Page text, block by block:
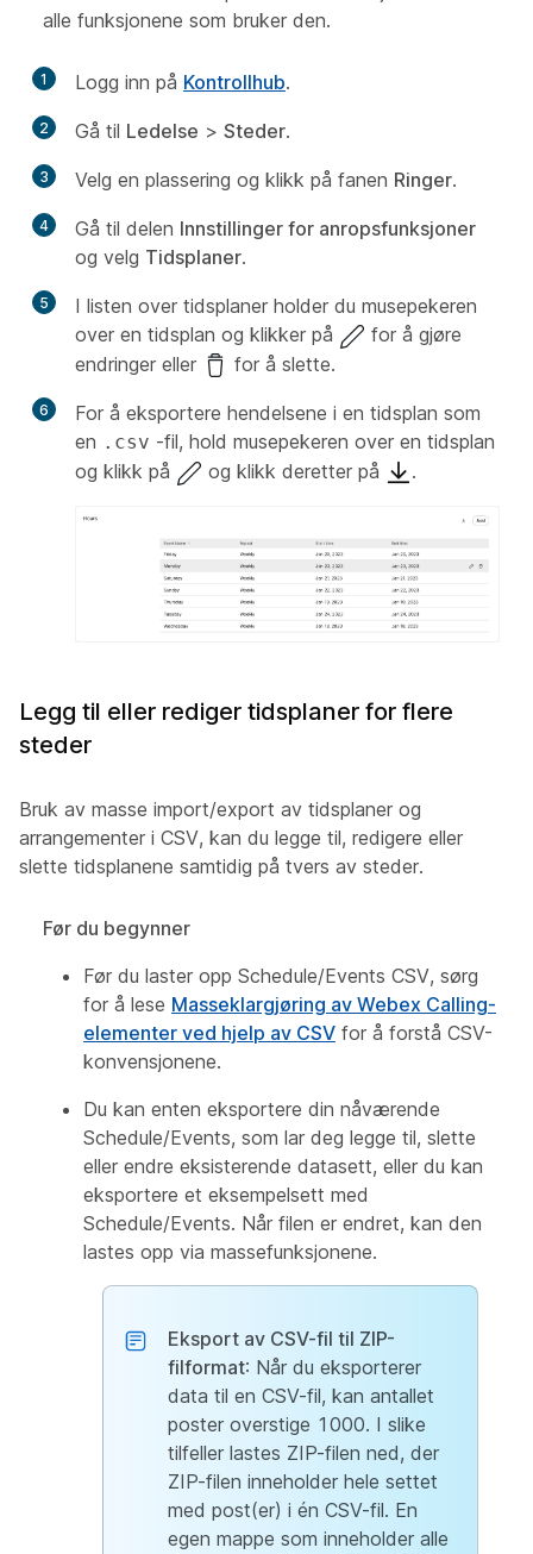
alle funksjonene som bruker den.
1 Logg inn på Kontrollhub.
2 Gå til Ledelse > Steder.
3 Velg en plassering og klikk på fanen Ringer.
4 Gå til delen Innstillinger for anropsfunksjoner
og velg Tidsplaner.
5
I listen over tidsplaner holder du musepekeren
over en tidsplan og klikker på
for å gjøre
endringer eller
for å slette.
6
For å eksportere hendelsene i en tidsplan som
en .csv -fil, hold musepekeren over en tidsplan
og klikk på
og klikk deretter på .
Legg til eller rediger tidsplaner for flere
steder
Bruk av masse import/export av tidsplaner og
arrangementer i CSV, kan du legge til, redigere eller
slette tidsplanene samtidig på tvers av steder.
Før du begynner
Før du laster opp Schedule/Events CSV, sørg
for å lese Masseklargjøring av Webex Calling-
elementer ved hjelp av CSV for å forstå CSV-
konvensjonene.
Du kan enten eksportere din nåværende
Schedule/Events, som lar deg legge til, slette
eller endre eksisterende datasett, eller du kan
eksportere et eksempelsett med
Schedule/Events. Når filen er endret, kan den
lastes opp via massefunksjonene.
Eksport av CSV-fil til ZIP-
filformat: Når du eksporterer
data til en CSV-fil, kan antallet
poster overstige 1000. I slike
tilfeller lastes ZIP-filen ned, der
ZIP-filen inneholder hele settet
med post(er) i én CSV-fil. En
egen mappe som inneholder alle